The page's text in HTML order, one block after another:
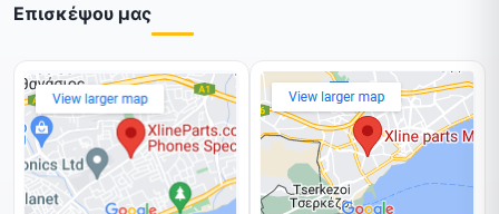
Επισκέψου μας